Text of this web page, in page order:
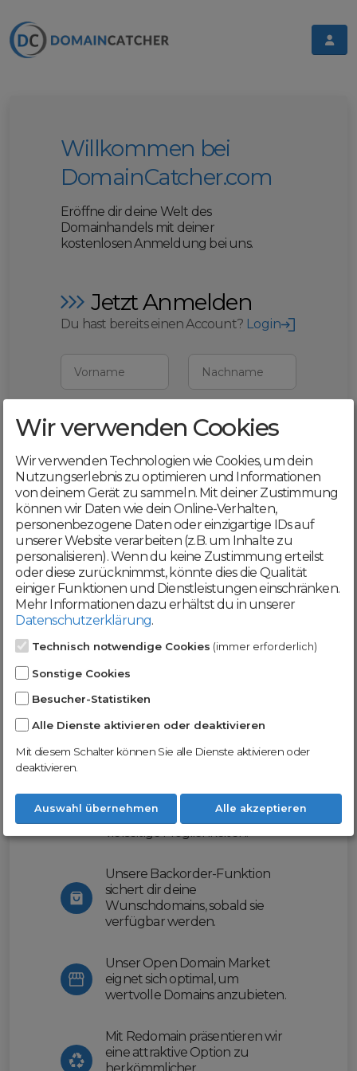
Willkommen bei
DomainCatcher.com
Eröffne dir deine Welt des
Domainhandels mit deiner
kostenlosen Anmeldung bei uns.
Jetzt Anmelden
Du hast bereits einen Account? Login
Vorname Nachname
E-Mail
Mit deiner Registrierung bestätigst du,
dass du dieAGBund
Datenschutzerklärung akzeptierst
Weiter
Werde jetzt Teil der
DomainCatcher-
Community!
Nutze unsere Erfahrung und profitiere
erleichtern wir dir den
Domainhandel und bieten dir
vielseitige Möglichkeiten.
Unsere Backorder-Funktion
sichert dir deine
Wunschdomains, sobald sie
verfügbar werden.
Unser Open Domain Market
eignet sich optimal, um
wertvolle Domains anzubieten.
Mit Redomain präsentieren wir
eine attraktive Option zu
Wir verwenden Cookies
Wir verwenden Technologien wie Cookies, um dein
Nutzungserlebnis zu optimieren und Informationen
von deinem Gerät zu sammeln. Mit deiner Zustimmung
können wir Daten wie dein Online-Verhalten,
personenbezogene Daten oder einzigartige IDs auf
unserer Website verarbeiten (z.B. um Inhalte zu
personalisieren). Wenn du keine Zustimmung erteilst
oder diese zurücknimmst, könnte dies die Qualität
einiger Funktionen und Dienstleistungen einschränken.
Mehr Informationen dazu erhältst du in unserer
Datenschutzerklärung.
Technisch notwendige Cookies (immer erforderlich)
Sonstige Cookies
Besucher-Statistiken
Alle Dienste aktivieren oder deaktivieren
Mit diesem Schalter können Sie alle Dienste aktivieren oder
deaktivieren.
Auswahl übernehmen Alle akzeptieren